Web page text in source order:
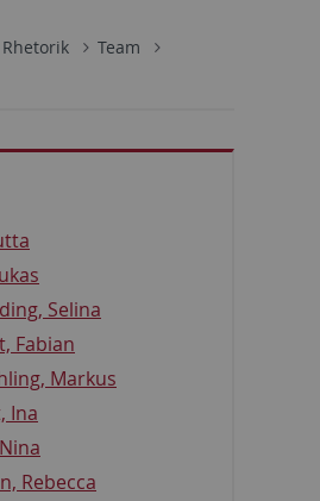
Team
Selina
Fabian
Markus
Ina
Rebecca